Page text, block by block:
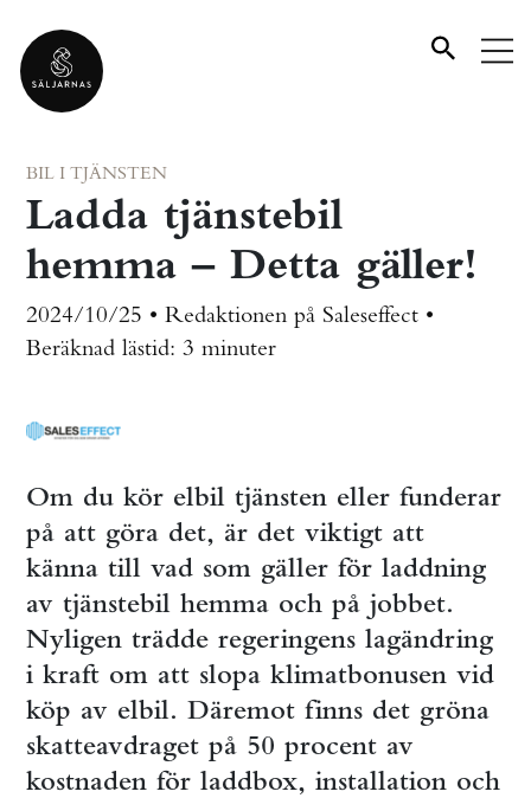
BIL I TJÄNSTEN
Ladda tjänstebil
hemma – Detta gäller!
2024/10/25 • Redaktionen på Saleseffect •
Beräknad lästid: 3 minuter
Om du kör elbil tjänsten eller funderar
på att göra det, är det viktigt att
känna till vad som gäller för laddning
av tjänstebil hemma och på jobbet.
Nyligen trädde regeringens lagändring
i kraft om att slopa klimatbonusen vid
köp av elbil. Däremot finns det gröna
skatteavdraget på 50 procent av
kostnaden för laddbox, installation och